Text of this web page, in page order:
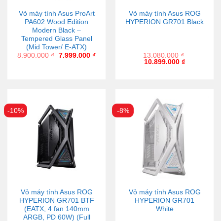
Vỏ máy tính Asus ProArt
PA602 Wood Edition
Modern Black –
Tempered Glass Panel
(Mid Tower/ E-ATX)
8.900.000₫ 7.999.000 ₫
Vỏ máy tính Asus ROG
HYPERION GR701 Black
13.080.000₫
10.899.000 ₫
-10%
Vỏ máy tính Asus ROG
HYPERION GR701 BTF
(EATX, 4 fan 140mm
ARGB, PD 60W) (Full
-8%
Vỏ máy tính Asus ROG
HYPERION GR701
White